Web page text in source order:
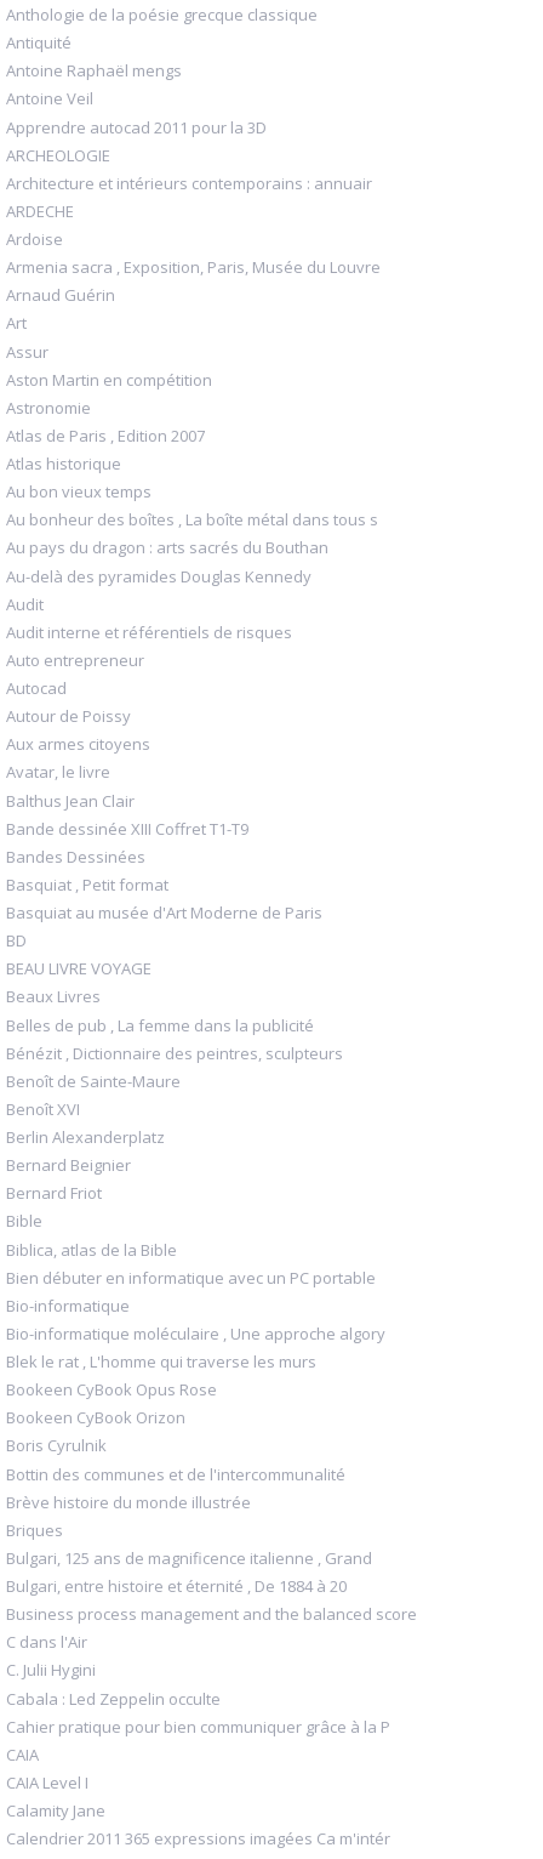
Anthologie de la poésie grecque classique
Antiquité
Antoine Raphaël mengs
Antoine Veil
Apprendre autocad 2011 pour la 3D
ARCHEOLOGIE
Architecture et intérieurs contemporains : annuair
ARDECHE
Ardoise
Armenia sacra , Exposition, Paris, Musée du Louvre
Arnaud Guérin
Art
Assur
Aston Martin en compétition
Astronomie
Atlas de Paris , Edition 2007
Atlas historique
Au bon vieux temps
Au bonheur des boîtes , La boîte métal dans tous s
Au pays du dragon : arts sacrés du Bouthan
Au-delà des pyramides Douglas Kennedy
Audit
Audit interne et référentiels de risques
Auto entrepreneur
Autocad
Autour de Poissy
Aux armes citoyens
Avatar, le livre
Balthus Jean Clair
Bande dessinée XIII Coffret T1-T9
Bandes Dessinées
Basquiat , Petit format
Basquiat au musée d'Art Moderne de Paris
BD
BEAU LIVRE VOYAGE
Beaux Livres
Belles de pub , La femme dans la publicité
Bénézit , Dictionnaire des peintres, sculpteurs
Benoît de Sainte-Maure
Benoît XVI
Berlin Alexanderplatz
Bernard Beignier
Bernard Friot
Bible
Biblica, atlas de la Bible
Bien débuter en informatique avec un PC portable
Bio-informatique
Bio-informatique moléculaire , Une approche algory
Blek le rat , L'homme qui traverse les murs
Bookeen CyBook Opus Rose
Bookeen CyBook Orizon
Boris Cyrulnik
Bottin des communes et de l'intercommunalité
Brève histoire du monde illustrée
Briques
Bulgari, 125 ans de magnificence italienne , Grand
Bulgari, entre histoire et éternité , De 1884 à 20
Business process management and the balanced score
C dans l'Air
C. Julii Hygini
Cabala : Led Zeppelin occulte
Cahier pratique pour bien communiquer grâce à la P
CAIA
CAIA Level I
Calamity Jane
Calendrier 2011 365 expressions imagées Ca m'intér